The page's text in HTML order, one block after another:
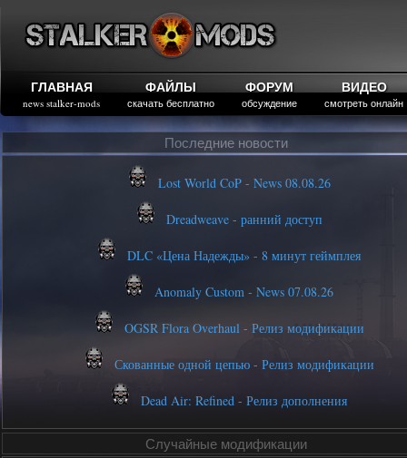
ГЛАВНАЯ
news stalker-mods
ФАЙЛЫ
скачать бесплатно
ФОРУМ
обсуждение
ВИДЕО
смотреть онлайн
Последние новости
Lost World CoP - News 08.08.26
Dreadweave - ранний доступ
DLC «Цена Надежды» - 8 минут геймплея
Anomaly Custom - News 07.08.26
OGSR Flora Overhaul - Релиз модификации
Скованные одной цепью - Релиз модификации
Dead Air: Refined - Релиз дополнения
Случайные модификации